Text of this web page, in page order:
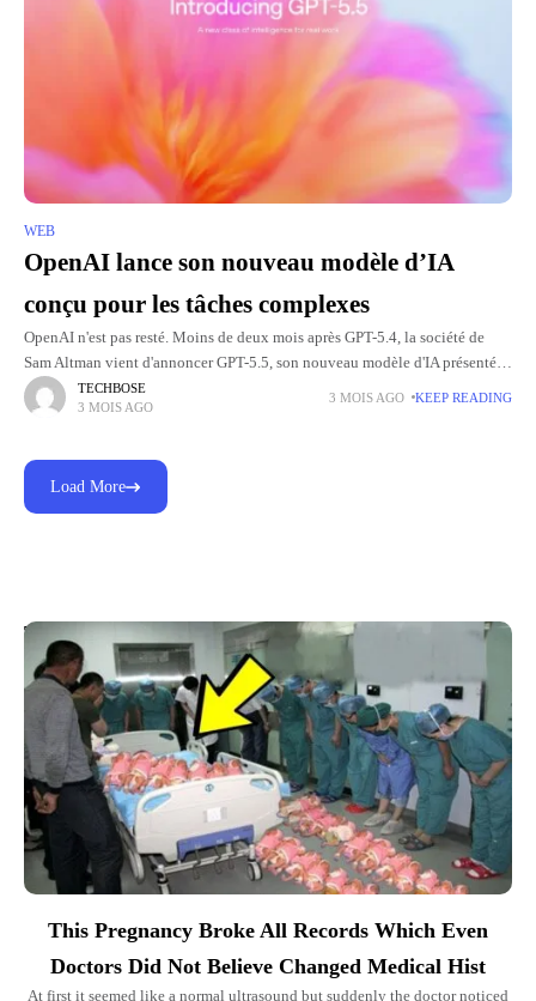
WEB
OpenAI lance son nouveau modèle d’IA
conçu pour les tâches complexes
OpenAI n'est pas resté. Moins de deux mois après GPT-5.4, la société de
Sam Altman vient d'annoncer GPT-5.5, son nouveau modèle d'IA présenté
comme plus intelligent, plus autonome, mais aussi
TECHBOSE
3 MOIS AGO
3 MOIS AGO KEEP READING
Load More
Top Picks for You
This Pregnancy Broke All Records Which Even
Doctors Did Not Believe Changed Medical Hist
At first it seemed like a normal ultrasound but suddenly the doctor noticed